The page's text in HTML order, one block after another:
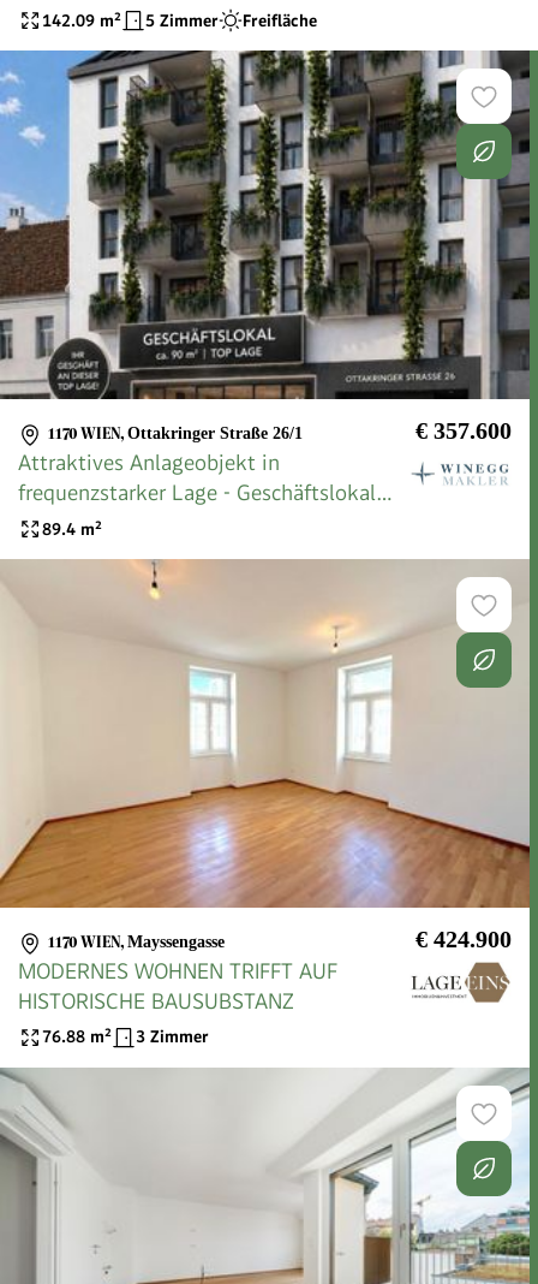
Leben über den Dächern der Stadt
142.09 m² 5 Zimmer Freifläche
1170 WIEN, Ottakringer Straße 26/1 € 357.600
Attraktives Anlageobjekt in
frequenzstarker Lage - Geschäftslokal
inkl. Garagenstellplatz in der Ottakringer
89.4 m²
1170 WIEN, Mayssengasse € 424.900
MODERNES WOHNEN TRIFFT AUF
HISTORISCHE BAUSUBSTANZ
76.88 m² 3 Zimmer